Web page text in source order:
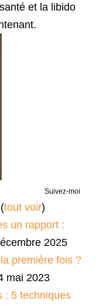
et la libido
Suivez-moi
(tout voir)
un rapport :
2025
première fois ?
mai 2023
: 5 techniques